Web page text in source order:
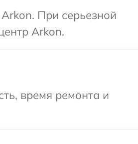
При серьезной
Arkon.
время ремонта и